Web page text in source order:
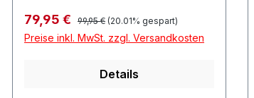
Verkaufspreis:
79,95 € Regulärer Preis:
99,95 € (20.01% gespart)
Preise inkl. MwSt. zzgl. Versandkosten
Details